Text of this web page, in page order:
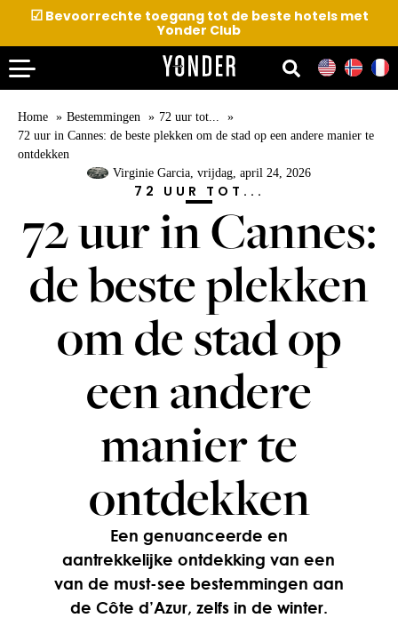
☑Bevoorrechte toegang tot de beste hotels met
Yonder Club
Home Bestemmingen
72 uur tot...
72 uur in Cannes: de beste plekken om de stad op een andere manier te
ontdekken
Virginie Garcia, vrijdag, april 24, 2026
72 UUR TOT...
72 uur in Cannes:
de beste plekken
om de stad op
een andere
manier te
ontdekken
Een genuanceerde en
aantrekkelijke ontdekking van een
van de must-see bestemmingen aan
de Côte d’Azur, zelfs in de winter.